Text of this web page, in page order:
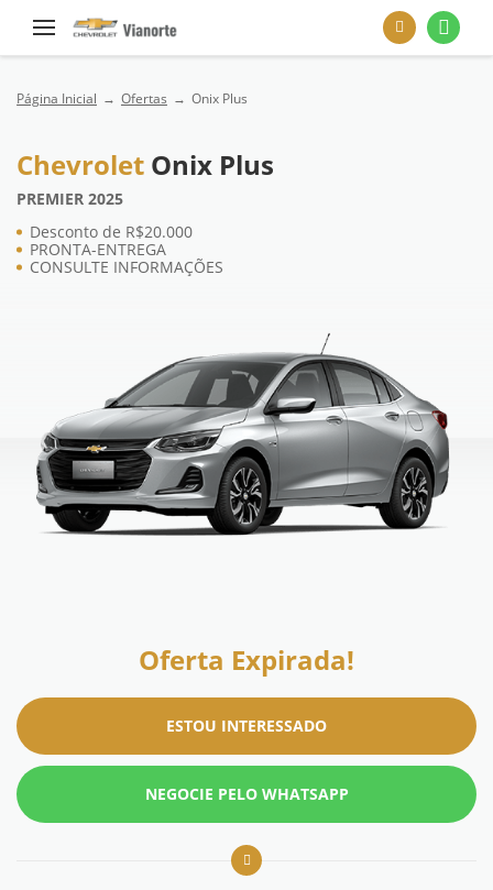
Página Inicial Ofertas Onix Plus
Chevrolet Onix Plus
PREMIER 2025
Desconto de R$20.000
PRONTA-ENTREGA
CONSULTE INFORMAÇÕES
Oferta Expirada!
ESTOU INTERESSADO
NEGOCIE PELO WHATSAPP